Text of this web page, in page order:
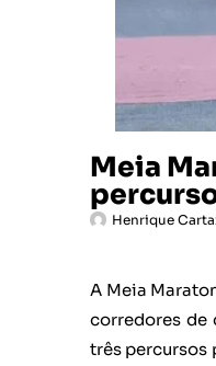
Meia
Henrique
A Meia
corredores de
três percursos